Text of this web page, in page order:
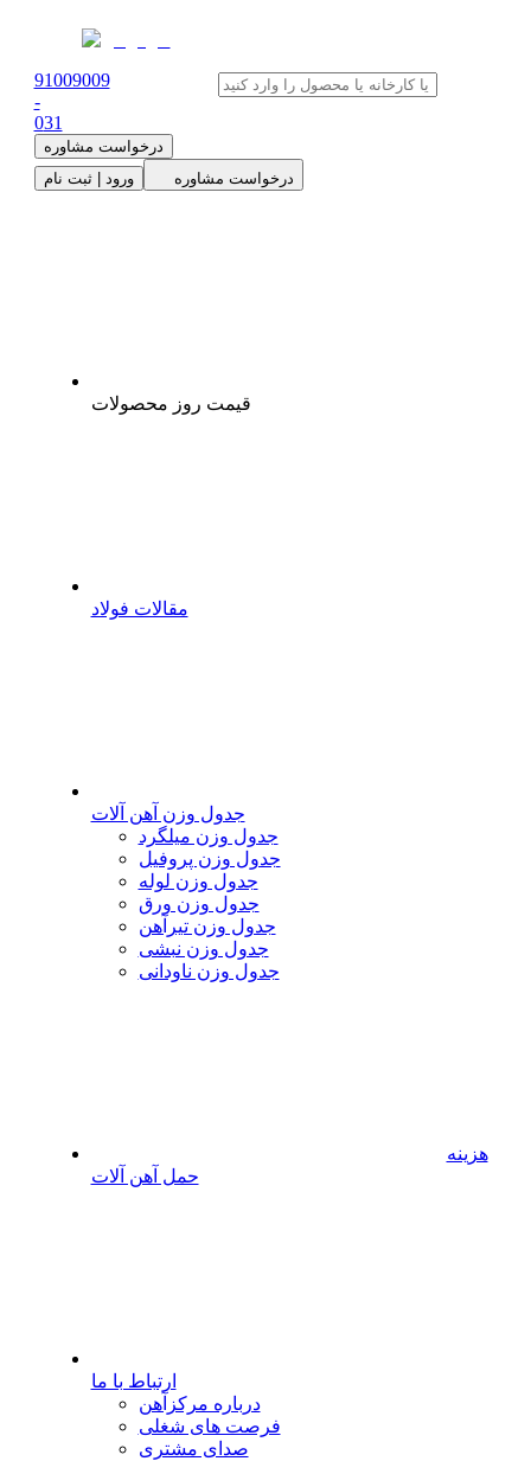
91009009
-
031
درخواست مشاوره
ورود | ثبت نام
درخواست مشاوره
قیمت روز محصولات
مقالات فولاد
جدول وزن آهن آلات
جدول وزن میلگرد
جدول وزن پروفیل
جدول وزن لوله
جدول وزن ورق
جدول وزن تیرآهن
جدول وزن نبشی
جدول وزن ناودانی
هزینه
حمل آهن آلات
ارتباط با ما
درباره مرکزآهن
فرصت های شغلی
صدای مشتری